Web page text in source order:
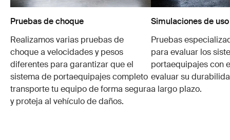
Pruebas de choque
Realizamos varias pruebas de
choque a velocidades y pesos
diferentes para garantizar que el
sistema de portaequipajes completo
transporte tu equipo de forma segura
y proteja al vehículo de daños.
Simulaciones de
Pruebas
para evaluar los
portaequipajes con
evaluar su
a largo plazo.